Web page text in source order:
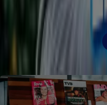
15 apr, 14:44
Onderzoeken.